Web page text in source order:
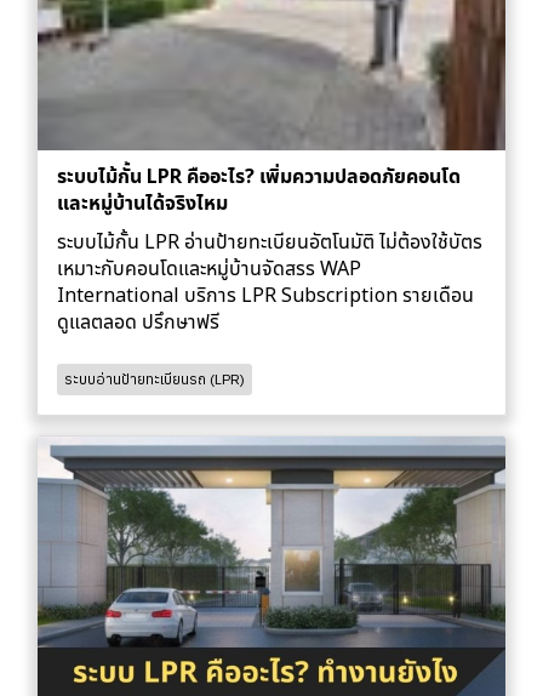
ระบบไม้กั้น LPR คืออะไร? เพิ่มความปลอดภัยคอนโด
และหมู่บ้านได้จริงไหม
ระบบไม้กั้น LPR อ่านป้ายทะเบียนอัตโนมัติ ไม่ต้องใช้บัตร
เหมาะกับคอนโดและหมู่บ้านจัดสรร WAP
International บริการ LPR Subscription รายเดือน
ดูแลตลอด ปรึกษาฟรี
ระบบอ่านป้ายทะเบียนรถ (LPR)